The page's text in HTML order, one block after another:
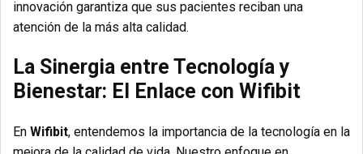
innovación garantiza que sus pacientes reciban una
atención de la más alta calidad.
La Sinergia entre Tecnología y
Bienestar: El Enlace con Wifibit
En Wifibit, entendemos la importancia de la tecnología en la